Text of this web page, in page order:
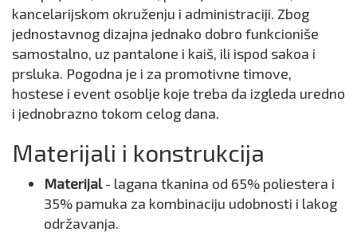
kancelarijskom okruženju i administraciji. Zbog
jednostavnog dizajna jednako dobro funkcioniše
samostalno, uz pantalone i kaiš, ili ispod sakoa i
prsluka. Pogodna je i za promotivne timove,
hostese i event osoblje koje treba da izgleda uredno
i jednobrazno tokom celog dana.
Materijali i konstrukcija
Materijal- lagana tkanina od 65% poliestera i
35% pamuka za kombinaciju udobnosti i lakog
održavanja.